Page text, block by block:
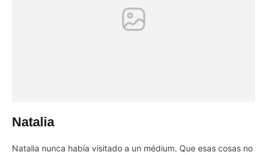
Natalia
Natalia nunca había visitado a un médium. Que esas cosas no